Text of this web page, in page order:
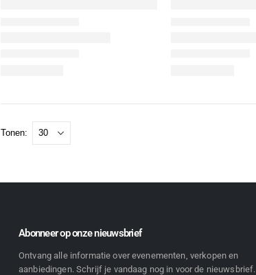
Tonen:
Abonneer op onze nieuwsbrief
Ontvang alle informatie over evenementen, verkopen en
aanbiedingen. Schrijf je vandaag nog in voor de nieuwsbrief.